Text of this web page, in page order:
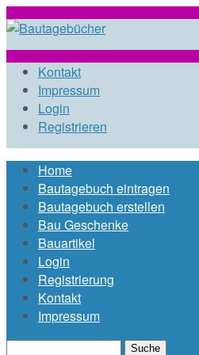
Direkt zum Inhalt
liste.de
Kontakt
Impressum
Login
Registrieren
Hauptmenü
Home
Bautagebuch eintragen
Bautagebuch erstellen
Bau Geschenke
Bauartikel
Login
Registrierung
Kontakt
Impressum
Suche